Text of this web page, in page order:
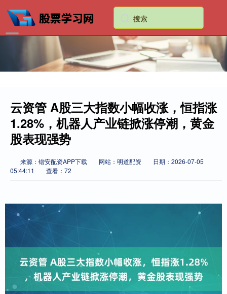
云资管 A股三大指数小幅收涨，恒指涨
1.28%，机器人产业链掀涨停潮，黄金
股表现强势
来源：锴安配资APP下载 网站：明道配资
日期：2026-07-05
05:44:11
查看：72